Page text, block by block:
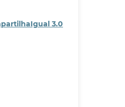
3.0